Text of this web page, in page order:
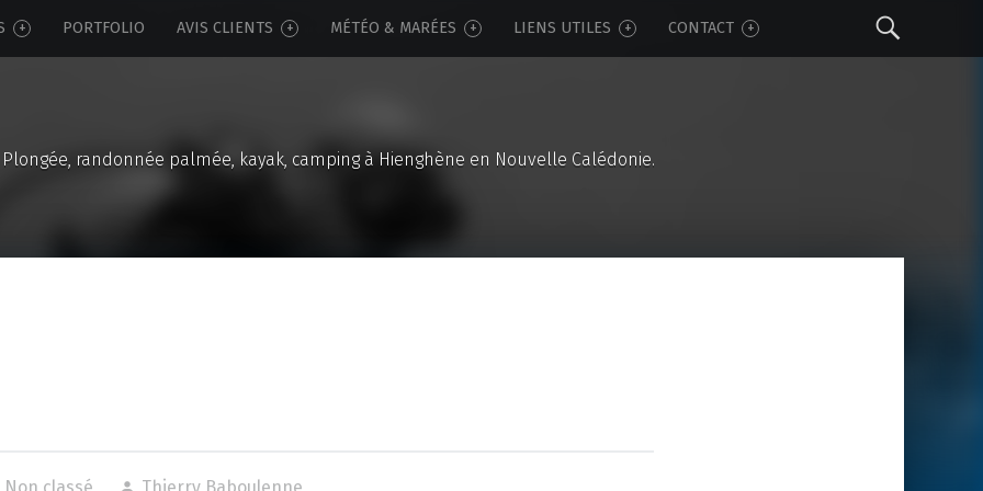
PORTFOLIO AVIS CLIENTS MÉTÉO & MARÉES LIENS UTILES CONTACT
Plongée, randonnée palmée, kayak, camping à Hienghène en Nouvelle Calédonie.